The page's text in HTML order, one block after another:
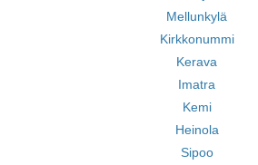
Mellunkylä
Kirkkonummi
Kerava
Imatra
Kemi
Heinola
Sipoo